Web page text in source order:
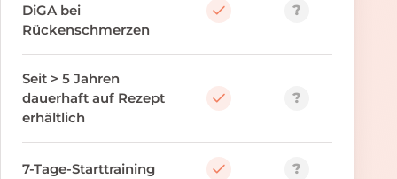
DiGA bei
Rückenschmerzen
?
Seit > 5 Jahren
dauerhaft auf Rezept
erhältlich
?
7-Tage-Starttraining ?